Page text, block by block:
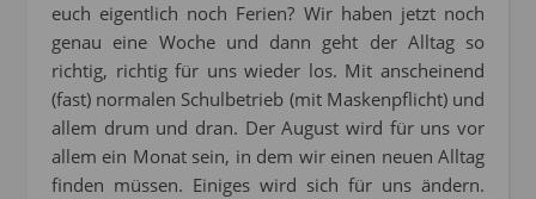
euch eigentlich noch Ferien? Wir haben jetzt noch
genau eine Woche und dann geht der Alltag so
richtig, richtig für uns wieder los. Mit anscheinend
(fast) normalen Schulbetrieb (mit Maskenpflicht) und
allem drum und dran. Der August wird für uns vor
allem ein Monat sein, in dem wir einen neuen Alltag
finden müssen. Einiges wird sich für uns ändern.